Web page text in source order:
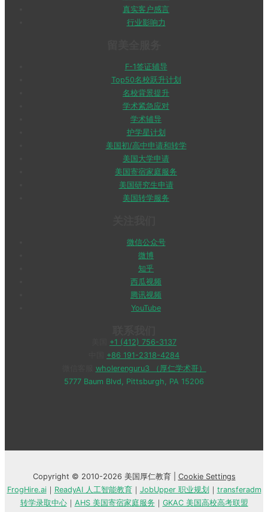
真实客户感言
行业影响力
F-1签证辅导
Top50名校跃升计划
名校背景提升
学术紧急应对
学术辅导
护学星计划
美国初/高中申请和转学
美国大学申请
美国寄宿家庭服务
美国研究生申请
美国转学服务
微信公众号
微博
知乎
西瓜视频
腾讯视频
YouTube
+1 (412) 756-3137
+86 191-2318-4284
wholerenguru3 （厚仁学术哥）
5777 Baum Blvd, Pittsburgh, PA 15206
Copyright © 2010-2026 美国厚仁教育 | Cookie Settings
FrogHire.ai｜ ReadyAI 人工智能教育｜ JobUpper 职业规划 ｜ transferadm
转学录取中心｜ AHS 美国寄宿家庭服务 ｜ GKAC 美国高校高考联盟